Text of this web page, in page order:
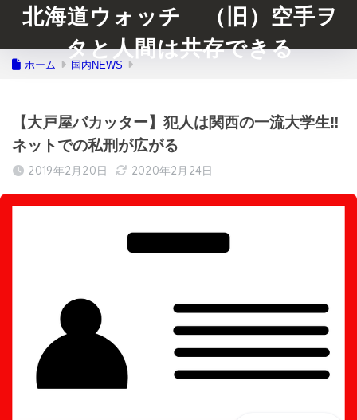
北海道ウォッチ （旧）空手ヲ
タと人間は共存できる
ホーム 国内NEWS
【大戸屋バカッター】犯人は関西の一流大学生‼︎
ネットでの私刑が広がる
2019年2月20日 2020年2月24日